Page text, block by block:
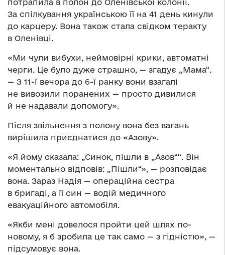
потрапила в полон до Оленівської колонії.
За спілкування українською її на 41 день кинули
до карцеру. Вона також стала свідком теракту
в Оленівці.
«Ми чули вибухи, неймовірні крики, автоматні
черги. Це було дуже страшно, — згадує „Мама“.
— З 11-ї вечора до 6-ї ранку вони взагалі
не вивозили поранених — просто дивилися
й не надавали допомогу».
Після звільнення з полону вона без вагань
вирішила приєднатися до «Азову».
«Я йому сказала: „Синок, пішли в „Азов““. Він
моментально відповів: „Пішли“», — розповідає
вона. Зараз Надія — операційна сестра
в бригаді, а її син — водій медичного
евакуаційного автомобіля.
«Якби мені довелося пройти цей шлях по-
новому, я б зробила це так само — з гідністю», —
підсумовує вона.